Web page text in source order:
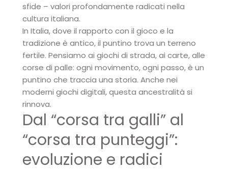
sfide – valori profondamente radicati nella
cultura italiana.
In Italia, dove il rapporto con il gioco e la
tradizione è antico, il puntino trova un terreno
fertile. Pensiamo ai giochi di strada, ai carte, alle
corse di palle: ogni movimento, ogni passo, è un
puntino che traccia una storia. Anche nei
moderni giochi digitali, questa ancestralità si
rinnova.
Dal “corsa tra galli” al
“corsa tra punteggi”:
evoluzione e radici